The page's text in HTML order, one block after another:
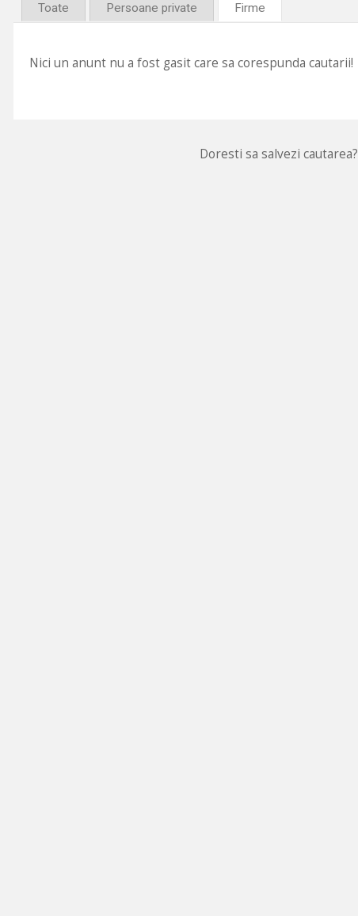
Toate Persoane private Firme
Nici un anunt nu a fost gasit care sa corespunda cautarii!
Doresti sa salvezi cautarea?